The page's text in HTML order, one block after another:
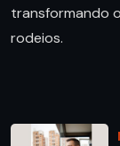
transformando
rodeios.